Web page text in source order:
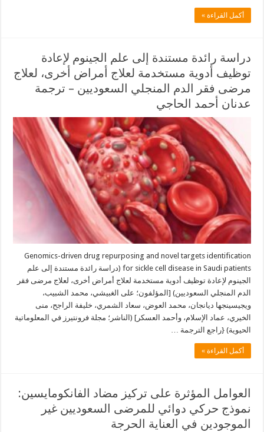
أكمل القراءة »
دراسة رائدة مستندة إلى علم الجينوم لإعادة
توظيف أدوية مستخدمة لعلاج أمراض أخرى، لعلاج
مرضى فقر الدم المنجلي السعوديين – ترجمة
عدنان أحمد الحاجي
Genomics-driven drug repurposing and novel targets identification
for sickle cell disease in Saudi patients (دراسة رائدة مستندة إلى علم
الجينوم لإعادة توظيف أدوية مستخدمة لعلاج أمراض أخرى، لعلاج مرضى فقر
الدم المنجلي السعوديين) [المؤلفون؛ على الغبيشي، محمد الشبيب،
ويجيسينجها ديانجان، محمد العوض، سعاد الشمري، خليفة الراجح، منى
الخيري، عماد الإسلام، وأحمد العسكر] (الناشر؛ مجلة فرونتيرز في المعلوماتية
الحيوية) {راجع الترجمة …
أكمل القراءة »
العوامل المؤثرة على تركيز مضاد الفانكومايسين:
نموذج حركي دوائي للمرضى السعوديين غير
الموجودين في العناية الحرجة